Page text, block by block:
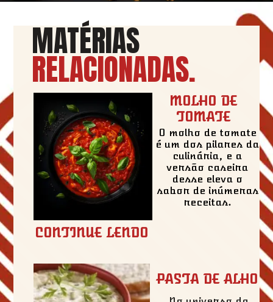
https://churrasco.coz.br/molho-tartaro/
MATÉRIAS
RELACIONADAS.
MOLHO DE
TOMATE
O molho de tomate
é um dos pilares da
culinária, e a
versão caseira
desse eleva o
sabor de inúmeras
receitas.
CONTINUE LENDO
PASTA DE ALHO